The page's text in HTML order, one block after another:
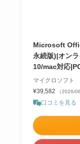
Microsoft
永続版)|オン
10/mac対応
マイクロソフト
¥39,582
（2026/
口コミを見る